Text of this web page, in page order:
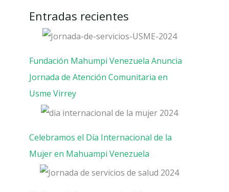
Entradas recientes
Fundación Mahumpi Venezuela Anuncia
Jornada de Atención Comunitaria en
Usme Virrey
Celebramos el Día Internacional de la
Mujer en Mahuampi Venezuela